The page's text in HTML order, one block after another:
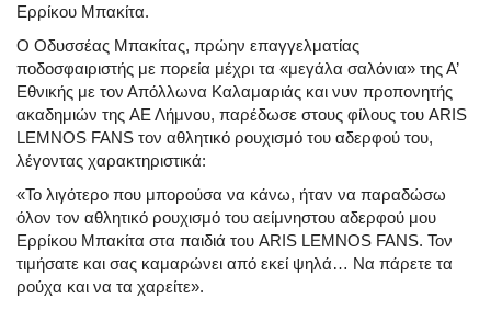
Ερρίκου Μπακίτα.
Ο Οδυσσέας Μπακίτας, πρώην επαγγελματίας
ποδοσφαιριστής με πορεία μέχρι τα «μεγάλα σαλόνια» της Α’
Εθνικής με τον Απόλλωνα Καλαμαριάς και νυν προπονητής
ακαδημιών της ΑΕ Λήμνου, παρέδωσε στους φίλους του ARIS
LEMNOS FANS τον αθλητικό ρουχισμό του αδερφού του,
λέγοντας χαρακτηριστικά:
«Το λιγότερο που μπορούσα να κάνω, ήταν να παραδώσω
όλον τον αθλητικό ρουχισμό του αείμνηστου αδερφού μου
Ερρίκου Μπακίτα στα παιδιά του ARIS LEMNOS FANS. Τον
τιμήσατε και σας καμαρώνει από εκεί ψηλά… Να πάρετε τα
ρούχα και να τα χαρείτε».